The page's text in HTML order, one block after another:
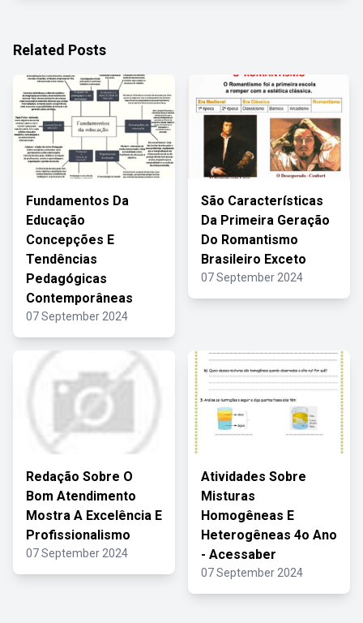
Related Posts
Fundamentos Da
Educação
Concepções E
Tendências
Pedagógicas
Contemporâneas
07 September 2024
São Características
Da Primeira Geração
Do Romantismo
Brasileiro Exceto
07 September 2024
Redação Sobre O
Bom Atendimento
Mostra A Excelência E
Profissionalismo
07 September 2024
Atividades Sobre
Misturas
Homogêneas E
Heterogêneas 4o Ano
- Acessaber
07 September 2024